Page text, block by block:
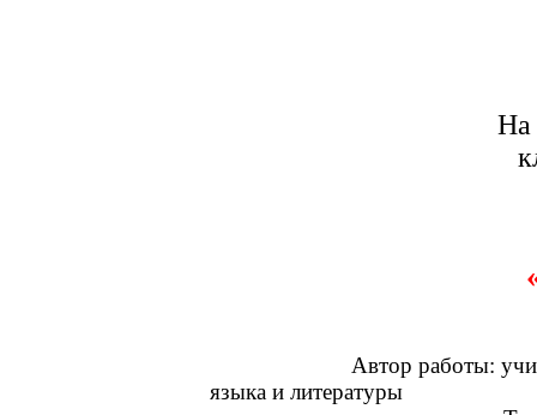
На
Автор работы:
языка и литературы